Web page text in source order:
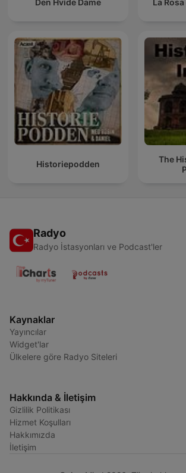
Den Hvide Dame La
Historiepodden
The
Radyo
Radyo İstasyonları ve Podcast'ler
Kaynaklar
Yayıncılar
Widget'lar
Ülkelere göre Radyo Siteleri
Hakkında & İletişim
Gizlilik Politikası
Hizmet Koşulları
Hakkımızda
İletişim